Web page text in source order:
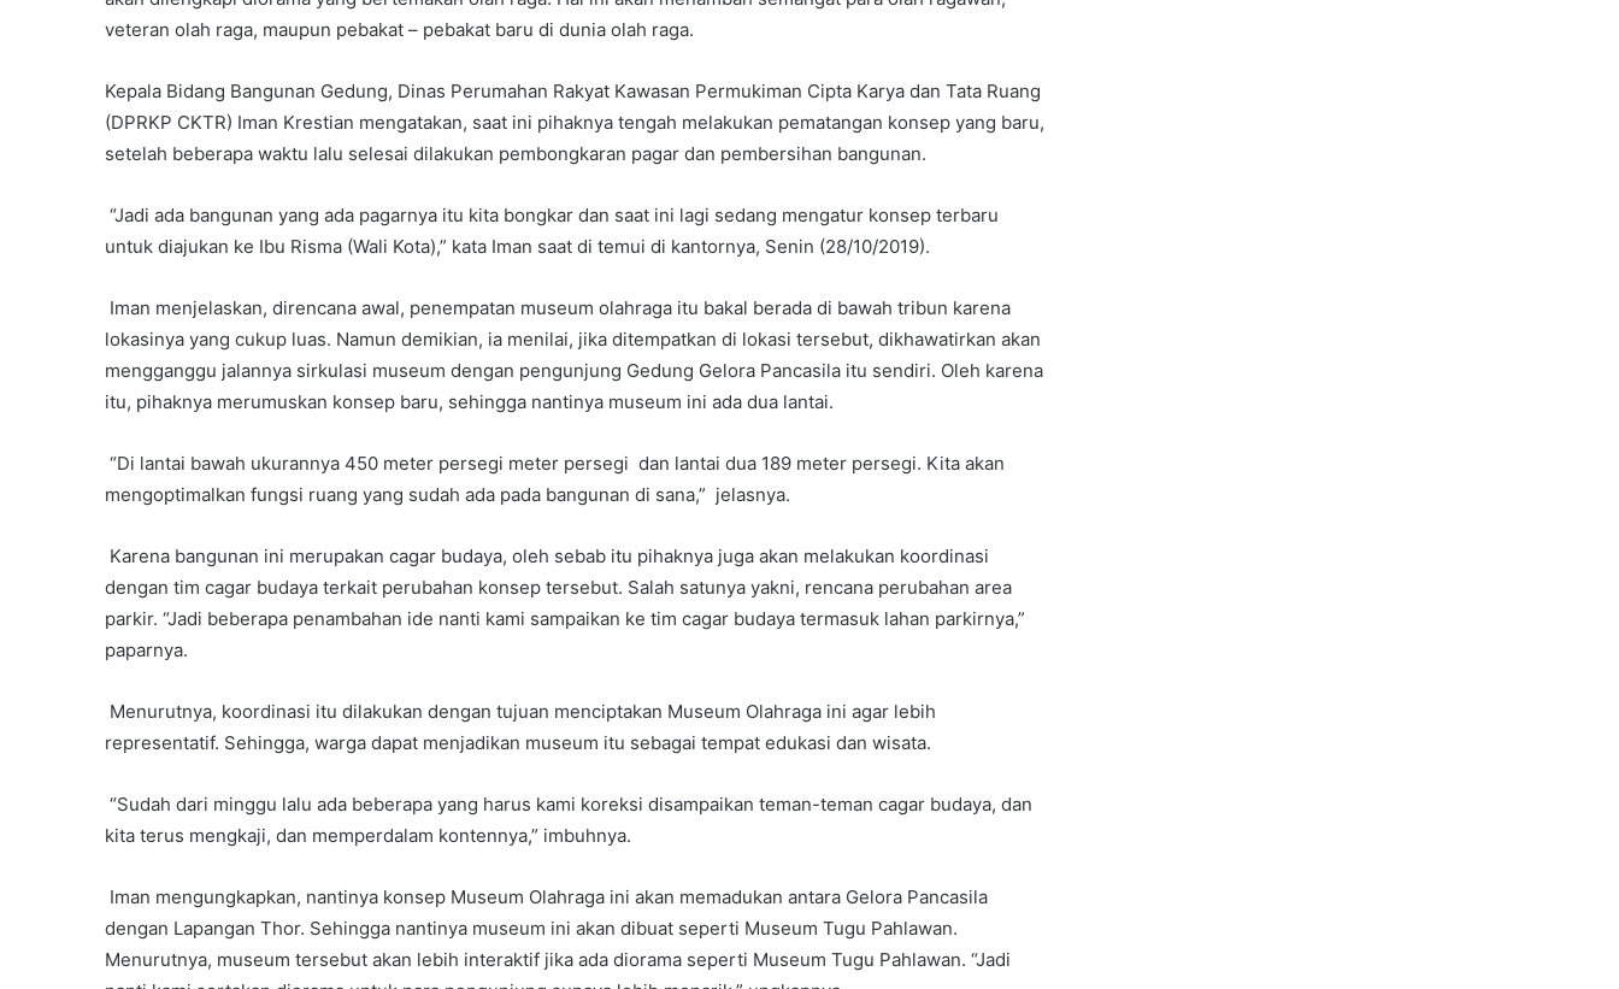
veteran olah raga, maupun pebakat – pebakat baru di dunia olah raga.
Kepala Bidang Bangunan Gedung, Dinas Perumahan Rakyat Kawasan Permukiman Cipta Karya dan Tata Ruang
(DPRKP CKTR) Iman Krestian mengatakan, saat ini pihaknya tengah melakukan pematangan konsep yang baru,
setelah beberapa waktu lalu selesai dilakukan pembongkaran pagar dan pembersihan bangunan.
“Jadi ada bangunan yang ada pagarnya itu kita bongkar dan saat ini lagi sedang mengatur konsep terbaru
untuk diajukan ke Ibu Risma (Wali Kota),” kata Iman saat di temui di kantornya, Senin (28/10/2019).
Iman menjelaskan, direncana awal, penempatan museum olahraga itu bakal berada di bawah tribun karena
lokasinya yang cukup luas. Namun demikian, ia menilai, jika ditempatkan di lokasi tersebut, dikhawatirkan akan
mengganggu jalannya sirkulasi museum dengan pengunjung Gedung Gelora Pancasila itu sendiri. Oleh karena
itu, pihaknya merumuskan konsep baru, sehingga nantinya museum ini ada dua lantai.
“Di lantai bawah ukurannya 450 meter persegi meter persegi dan lantai dua 189 meter persegi. Kita akan
mengoptimalkan fungsi ruang yang sudah ada pada bangunan di sana,” jelasnya.
Karena bangunan ini merupakan cagar budaya, oleh sebab itu pihaknya juga akan melakukan koordinasi
dengan tim cagar budaya terkait perubahan konsep tersebut. Salah satunya yakni, rencana perubahan area
parkir. “Jadi beberapa penambahan ide nanti kami sampaikan ke tim cagar budaya termasuk lahan parkirnya,”
paparnya.
Menurutnya, koordinasi itu dilakukan dengan tujuan menciptakan Museum Olahraga ini agar lebih
representatif. Sehingga, warga dapat menjadikan museum itu sebagai tempat edukasi dan wisata.
“Sudah dari minggu lalu ada beberapa yang harus kami koreksi disampaikan teman-teman cagar budaya, dan
kita terus mengkaji, dan memperdalam kontennya,” imbuhnya.
Iman mengungkapkan, nantinya konsep Museum Olahraga ini akan memadukan antara Gelora Pancasila
dengan Lapangan Thor. Sehingga nantinya museum ini akan dibuat seperti Museum Tugu Pahlawan.
Menurutnya, museum tersebut akan lebih interaktif jika ada diorama seperti Museum Tugu Pahlawan. “Jadi